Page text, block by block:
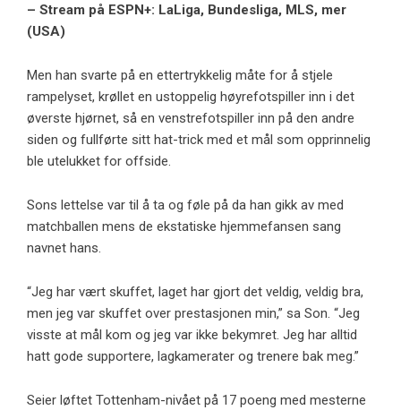
– Stream på ESPN+: LaLiga, Bundesliga, MLS, mer
(USA)
Men han svarte på en ettertrykkelig måte for å stjele
rampelyset, krøllet en ustoppelig høyrefotspiller inn i det
øverste hjørnet, så en venstrefotspiller inn på den andre
siden og fullførte sitt hat-trick med et mål som opprinnelig
ble utelukket for offside.
Sons lettelse var til å ta og føle på da han gikk av med
matchballen mens de ekstatiske hjemmefansen sang
navnet hans.
“Jeg har vært skuffet, laget har gjort det veldig, veldig bra,
men jeg var skuffet over prestasjonen min,” sa Son. “Jeg
visste at mål kom og jeg var ikke bekymret. Jeg har alltid
hatt gode supportere, lagkamerater og trenere bak meg.”
Seier løftet Tottenham-nivået på 17 poeng med mesterne